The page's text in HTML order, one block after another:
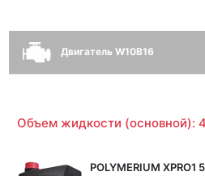
Двигатель W10B16
Объем жидкости (основной):
POLYMERIUM